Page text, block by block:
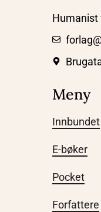
Humanist
Meny
Innbundet
E-bøker
Pocket
Forfattere